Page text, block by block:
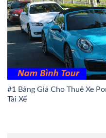
#1 Bảng Giá Cho Thuê Xe
Tài Xế